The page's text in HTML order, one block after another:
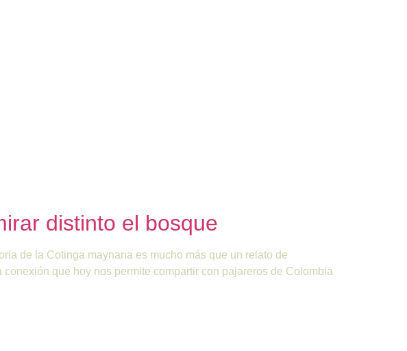
distinto el bosque
de la Cotinga maynana es mucho más que un relato de
que hoy nos permite compartir con pajareros de Colombia